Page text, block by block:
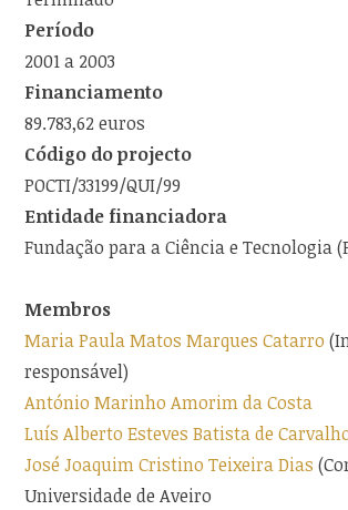
Período
2001 a 2003
Financiamento
89.783,62 euros
Código do projecto
POCTI/33199/QUI/99
Entidade financiadora
Fundação para a Ciência e Tecnologia
Membros
Maria Paula Matos Marques Catarro
responsável)
António Marinho Amorim da Costa
Luís Alberto Esteves Batista de
José Joaquim Cristino Teixeira Dias
Universidade de Aveiro